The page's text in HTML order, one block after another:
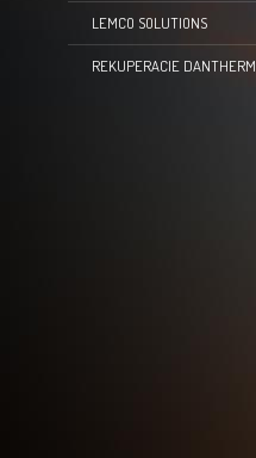
LEMCO SOLUTIONS
REKUPERACIE DANTHERM